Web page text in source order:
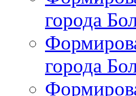
города
города